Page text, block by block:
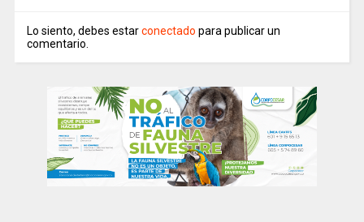
Lo siento, debes estarconectado para publicar un
comentario.